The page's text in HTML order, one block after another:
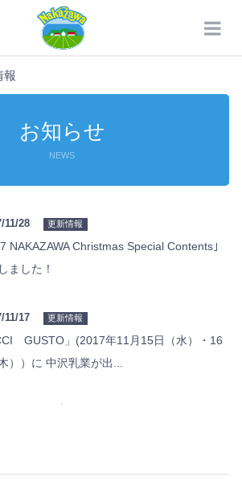
報
お知らせ
NEWS
11/28 更新情報
NAKAZAWA Christmas Special Contents｣
ました！
11/17 更新情報
GUSTO」(2017年11月15日（水）・16
））に 中沢乳業が出...